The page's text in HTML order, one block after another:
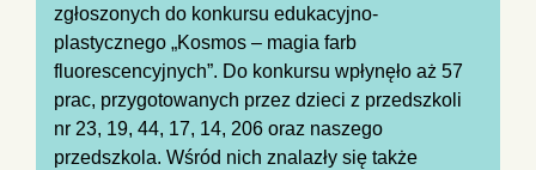
zgłoszonych do konkursu edukacyjno-
plastycznego „Kosmos – magia farb
fluorescencyjnych”. Do konkursu wpłynęło aż 57
prac, przygotowanych przez dzieci z przedszkoli
nr 23, 19, 44, 17, 14, 206 oraz naszego
przedszkola. Wśród nich znalazły się także